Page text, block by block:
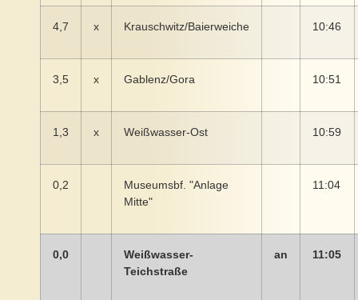
4,7 x Krauschwitz/Baierweiche 10:46
3,5 x Gablenz/Gora 10:51
1,3 x Weißwasser-Ost 10:59
0,2
Museumsbf. "Anlage
Mitte"
11:04
0,0
Weißwasser-
Teichstraße
an 11:05